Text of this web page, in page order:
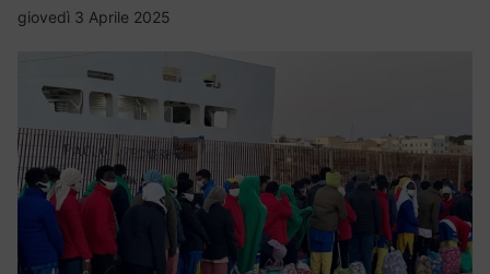
giovedì 3 Aprile 2025